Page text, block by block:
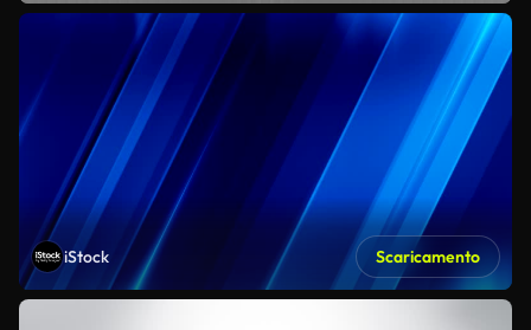
iStock Scaricamento